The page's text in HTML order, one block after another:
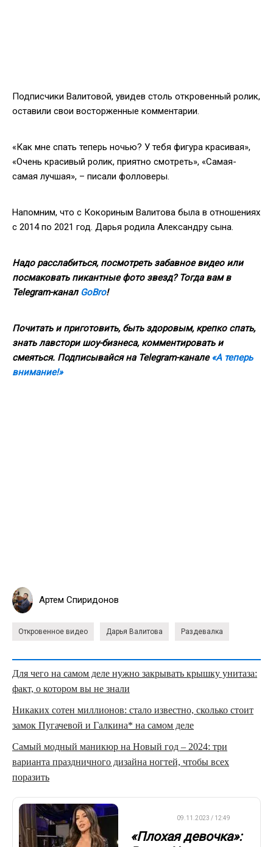
Подписчики Валитовой, увидев столь откровенный ролик,
оставили свои восторженные комментарии.
«Как мне спать теперь ночью? У тебя фигура красивая»,
«Очень красивый ролик, приятно смотреть», «Самая-
самая лучшая», – писали фолловеры.
Напомним, что с Кокориным Валитова была в отношениях
с 2014 по 2021 год. Дарья родила Александру сына.
Надо расслабиться, посмотреть забавное видео или
посмаковать пикантные фото звезд? Тогда вам в
Telegram-канал GoBro!
Почитать и приготовить, быть здоровым, крепко спать,
знать лавстори шоу-бизнеса, комментировать и
смеяться. Подписывайся на Telegram-канале«А теперь
внимание!»
Артем Спиридонов
Откровенное видео Дарья Валитова Раздевалка
Для чего на самом деле нужно закрывать крышку унитаза:
факт, о котором вы не знали
Никаких сотен миллионов: стало известно, сколько стоит
замок Пугачевой и Галкина* на самом деле
Самый модный маникюр на Новый год – 2024: три
варианта праздничного дизайна ногтей, чтобы всех
поразить
09.11.2023 / 12:49
«Плохая девочка»: